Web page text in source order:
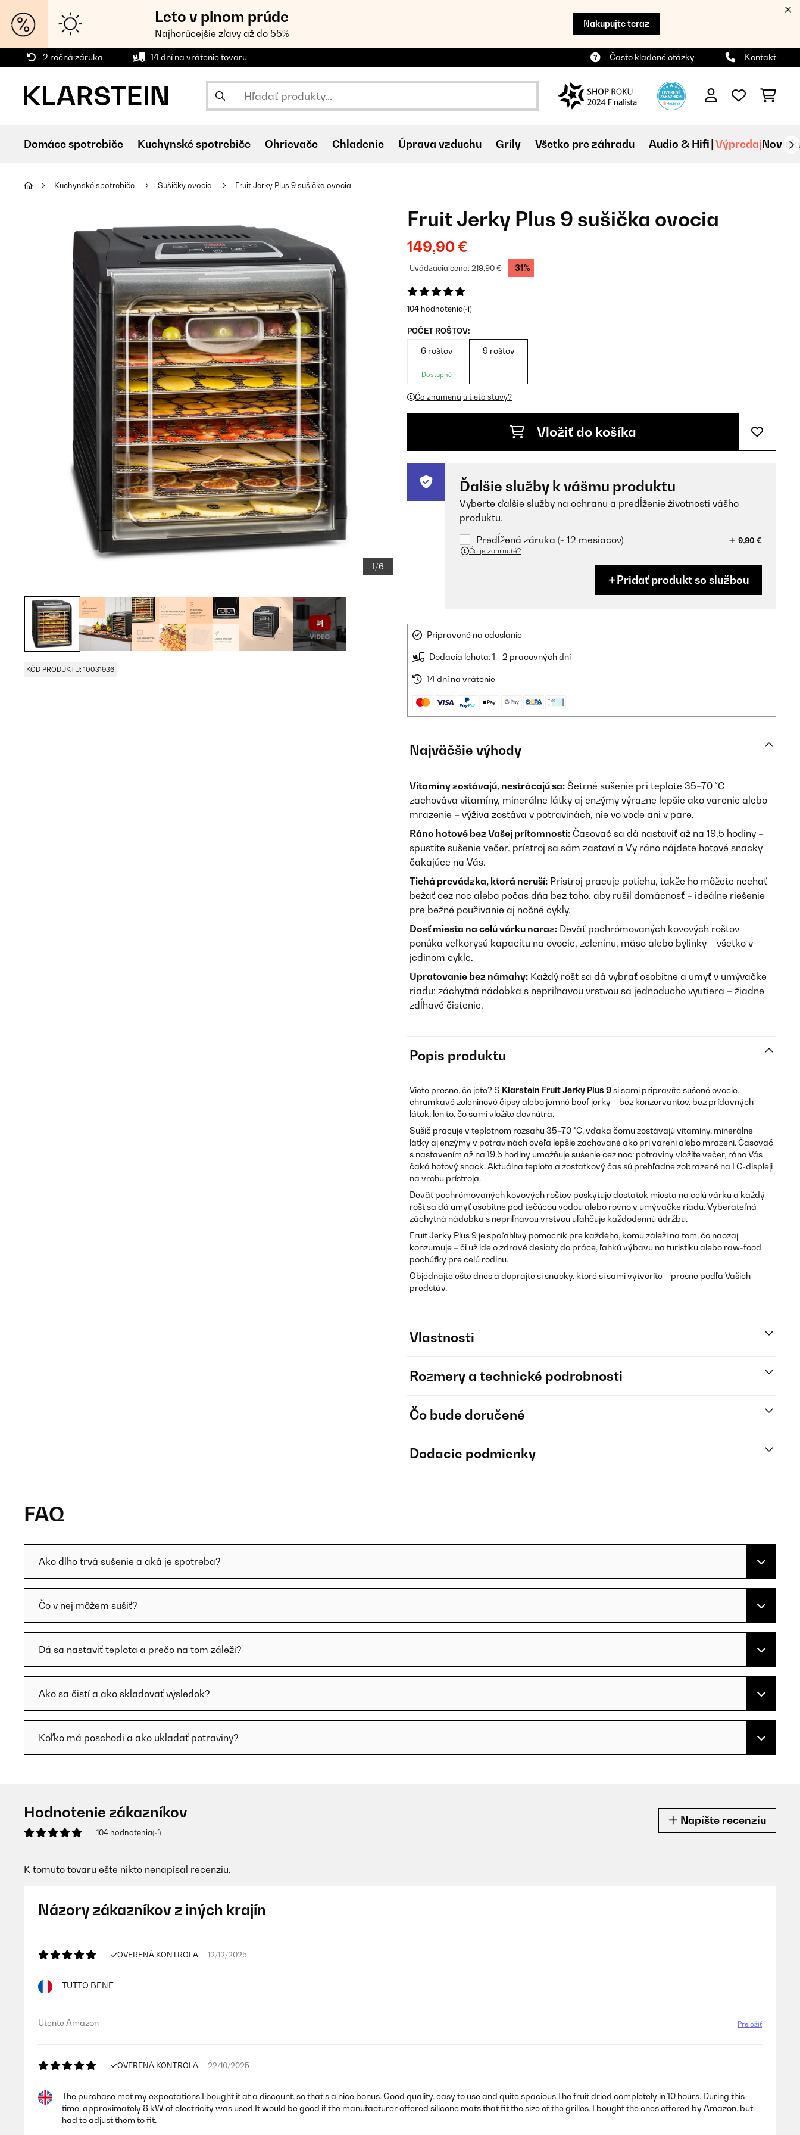
Leto v plnom prúde
Najhorúcejšie zľavy až do 55%
Nakupujte teraz
2 ročná záruka 14 dní na vrátenie tovaru Často kladené otázky Kontakt
Domáce spotrebiče Kuchynské spotrebiče Ohrievače Chladenie Úprava vzduchu Grily Všetko pre záhradu Audio & Hifi Výpredaj
Kuchynské spotrebiče Sušičky ovocia Fruit Jerky Plus 9 sušička ovocia
1/6
+1
KÓD PRODUKTU: 10031936
Fruit Jerky Plus 9 sušička ovocia
149,90 €
Uvádzacia cena:219,90 € -31%
104 hodnotenia(-í)
POČET ROŠTOV:
6 roštov
Dostupné
9 roštov
Čo znamenajú tieto stavy?
Vložiť do košíka
Ďalšie služby k vášmu produktu
Vyberte ďalšie služby na ochranu a predĺženie životnosti vášho
produktu.
Predĺžená záruka (+ 12 mesiacov)
9,90 €
Čo je zahrnuté?
Pridať produkt so službou
Pripravené na odoslanie
Dodacia lehota: 1 - 2 pracovných dní
14 dní na vrátenie
Najväčšie výhody
Vitamíny zostávajú, nestrácajú sa: Šetrné sušenie pri teplote 35–70 °C
zachováva vitamíny, minerálne látky aj enzýmy výrazne lepšie ako varenie alebo
mrazenie – výživa zostáva v potravinách, nie vo vode ani v pare.
Ráno hotové bez Vašej prítomnosti: Časovač sa dá nastaviť až na 19,5 hodiny –
spustíte sušenie večer, prístroj sa sám zastaví a Vy ráno nájdete hotové snacky
čakajúce na Vás.
Tichá prevádzka, ktorá neruší: Prístroj pracuje potichu, takže ho môžete nechať
bežať cez noc alebo počas dňa bez toho, aby rušil domácnosť – ideálne riešenie
pre bežné používanie aj nočné cykly.
Dosť miesta na celú várku naraz: Deväť pochrómovaných kovových roštov
ponúka veľkorysú kapacitu na ovocie, zeleninu, mäso alebo bylinky – všetko v
jedinom cykle.
Upratovanie bez námahy: Každý rošt sa dá vybrať osobitne a umyť v umývačke
riadu; záchytná nádobka s nepriľnavou vrstvou sa jednoducho vyutiera – žiadne
zdĺhavé čistenie.
Popis produktu
Viete presne, čo jete? S Klarstein Fruit Jerky Plus 9si sami pripravíte sušené ovocie,
chrumkavé zeleninové čipsy alebo jemné beef jerky – bez konzervantov, bez prídavných
látok, len to, čo sami vložíte dovnútra.
Sušič pracuje v teplotnom rozsahu 35–70 °C, vďaka čomu zostávajú vitamíny, minerálne
látky aj enzýmy v potravinách oveľa lepšie zachované ako pri varení alebo mrazení. Časovač
s nastavením až na 19,5 hodiny umožňuje sušenie cez noc: potraviny vložíte večer, ráno Vás
čaká hotový snack. Aktuálna teplota a zostatkový čas sú prehľadne zobrazené na LC-displeji
na vrchu prístroja.
Deväť pochrómovaných kovových roštov poskytuje dostatok miesta na celú várku a každý
rošt sa dá umyť osobitne pod tečúcou vodou alebo rovno v umývačke riadu. Vyberateľná
záchytná nádobka s nepriľnavou vrstvou uľahčuje každodennú údržbu.
Fruit Jerky Plus 9 je spoľahlivý pomocník pre každého, komu záleží na tom, čo naozaj
konzumuje – či už ide o zdravé desiaty do práce, ľahkú výbavu na turistiku alebo raw-food
pochúťky pre celú rodinu.
Objednajte ešte dnes a doprajte si snacky, ktoré si sami vytvoríte – presne podľa Vašich
predstáv.
Vlastnosti
Rozmery a technické podrobnosti
Čo bude doručené
Dodacie podmienky
FAQ
Ako dlho trvá sušenie a aká je spotreba?
Čo v nej môžem sušiť?
Dá sa nastaviť teplota a prečo na tom záleží?
Ako sa čistí a ako skladovať výsledok?
Koľko má poschodí a ako ukladať potraviny?
Hodnotenie zákazníkov
104 hodnotenia(-í)
Napíšte recenziu
K tomuto tovaru ešte nikto nenapísal recenziu.
Názory zákazníkov z iných krajín
OVERENÁ KONTROLA 12/12/2025
TUTTO BENE
Utente Amazon Preložiť
OVERENÁ KONTROLA 22/10/2025
The purchase met my expectations.I bought it at a discount, so that's a nice bonus. Good quality, easy to use and quite spacious.The fruit dried completely in 10 hours. During this
time, approximately 8 kW of electricity was used.It would be good if the manufacturer offered silicone mats that fit the size of the grilles. I bought the ones offered by Amazon, but
had to adjust them to fit.